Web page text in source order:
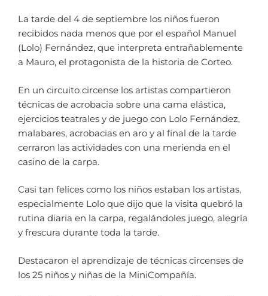
La tarde del 4 de septiembre los niños fueron
recibidos nada menos que por el español Manuel
(Lolo) Fernández, que interpreta entrañablemente
a Mauro, el protagonista de la historia de Corteo.
En un circuito circense los artistas compartieron
técnicas de acrobacia sobre una cama elástica,
ejercicios teatrales y de juego con Lolo Fernández,
malabares, acrobacias en aro y al final de la tarde
cerraron las actividades con una merienda en el
casino de la carpa.
Casi tan felices como los niños estaban los artistas,
especialmente Lolo que dijo que la visita quebró la
rutina diaria en la carpa, regalándoles juego, alegría
y frescura durante toda la tarde.
Destacaron el aprendizaje de técnicas circenses de
los 25 niños y niñas de la MiniCompañía.